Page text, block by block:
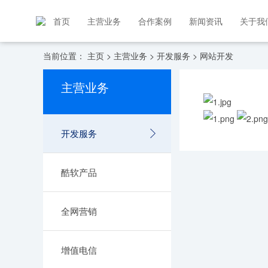
首页 主营业务 合作案例 新闻资讯 关于我
当前位置： 主页 > 主营业务 > 开发服务 > 网站开发
主营业务
开发服务
酷软产品
全网营销
增值电信